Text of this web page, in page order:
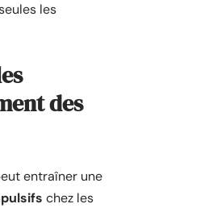
les
des
entraîner une
chez les